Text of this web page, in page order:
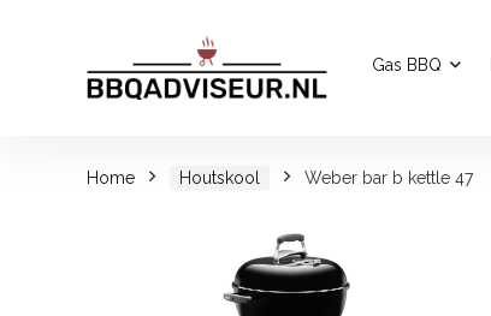
Gas BBQ
Home Houtskool Weber bar b kettle 47